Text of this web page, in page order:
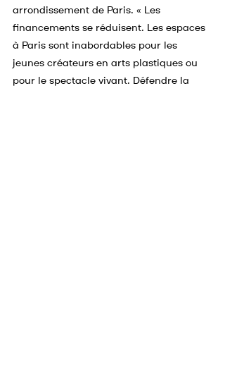
arrondissement de Paris. « Les
financements se réduisent. Les espaces
à Paris sont inabordables pour les
jeunes créateurs en arts plastiques ou
pour le spectacle vivant. Défendre la